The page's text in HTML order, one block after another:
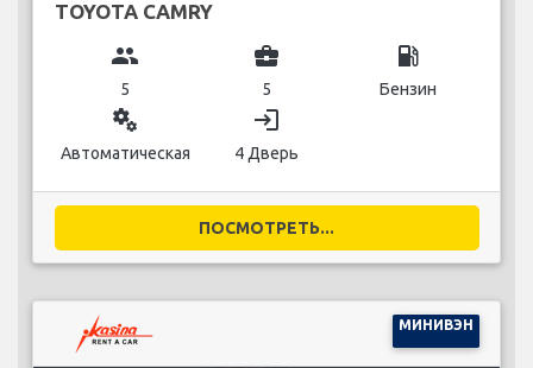
TOYOTA CAMRY
group
5
business_center
5
local_gas_station
Бензин
miscellaneous_services
Автоматическая
login
4 Дверь
ПОСМОТРЕТЬ...
МИНИВЭН